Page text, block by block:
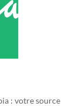
: votre source